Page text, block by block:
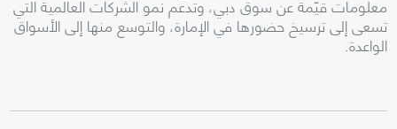
معلومات قيّمة عن سوق دبي، وتدعم نمو الشركات العالمية التي
تسعى إلى ترسيخ حضورها في الإمارة، والتوسع منها إلى الأسواق
الواعدة.